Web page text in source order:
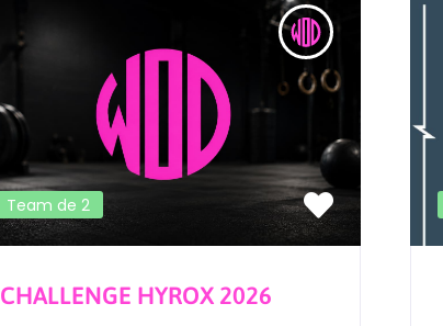
Team de 2
CHALLENGE HYROX 2026